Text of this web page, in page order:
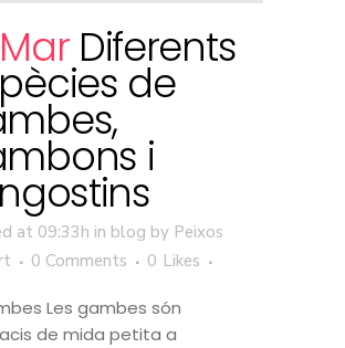
Diferents
de
i
at 09:33h in blog by Peixos
0 Comments 0 Likes
Les gambes són
de mida petita a